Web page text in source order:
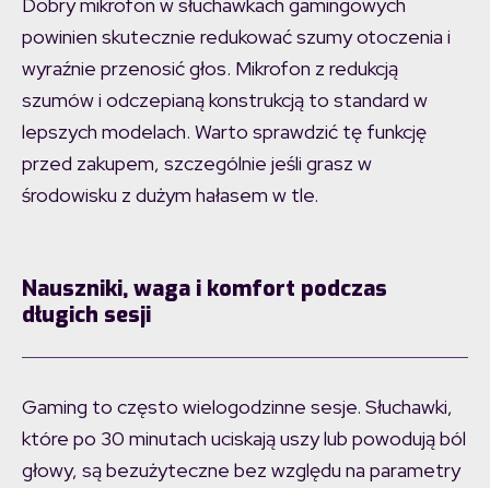
Dobry mikrofon w słuchawkach gamingowych
powinien skutecznie redukować szumy otoczenia i
wyraźnie przenosić głos. Mikrofon z redukcją
szumów i odczepianą konstrukcją to standard w
lepszych modelach. Warto sprawdzić tę funkcję
przed zakupem, szczególnie jeśli grasz w
środowisku z dużym hałasem w tle.
Nauszniki, waga i komfort podczas
długich sesji
Gaming to często wielogodzinne sesje. Słuchawki,
które po 30 minutach uciskają uszy lub powodują ból
głowy, są bezużyteczne bez względu na parametry